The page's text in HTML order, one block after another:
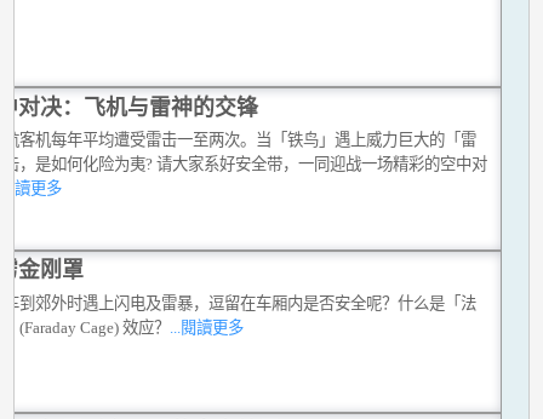
对决：飞机与雷神的交锋
航客机每年平均遭受雷击一至两次。当「铁鸟」遇上威力巨大的「雷
，是如何化险为夷? 请大家系好安全带，一同迎战一场精彩的空中对
讀更多
金刚罩
车到郊外时遇上闪电及雷暴，逗留在车厢内是否安全呢？什么是「法
(Faraday Cage) 效应？
...閱讀更多